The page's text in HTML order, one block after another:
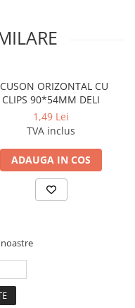
ORIZONTAL CU
CLIPS 90*54MM DELI
1,49 Lei
TVA inclus
ADAUGA IN COS